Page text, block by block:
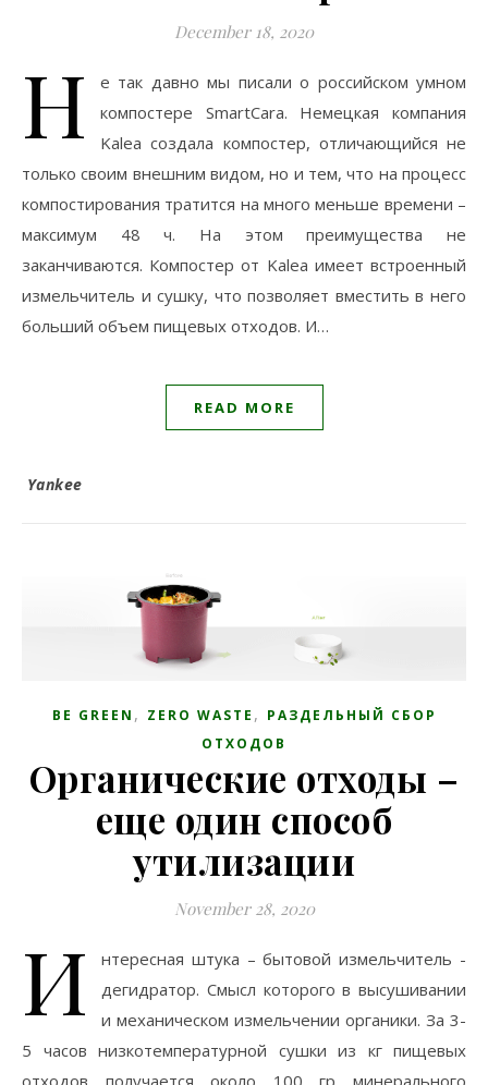
December 18, 2020
Н
е так давно мы писали о российском умном
компостере SmartCarа. Немецкая компания
Kalea создала компостер, отличающийся не
только своим внешним видом, но и тем, что на процесс
компостирования тратится на много меньше времени –
максимум 48 ч. На этом преимущества не
заканчиваются. Компостер от Kalea имеет встроенный
измельчитель и сушку, что позволяет вместить в него
больший объем пищевых отходов. И…
READ MORE
Yankee
BE GREEN , ZERO WASTE , РАЗДЕЛЬНЫЙ СБОР
ОТХОДОВ
Органические отходы –
еще один способ
утилизации
November 28, 2020
И
нтересная штука – бытовой измельчитель -
дегидратор. Смысл которого в высушивании
и механическом измельчении органики. За 3-
5 часов низкотемпературной сушки из кг пищевых